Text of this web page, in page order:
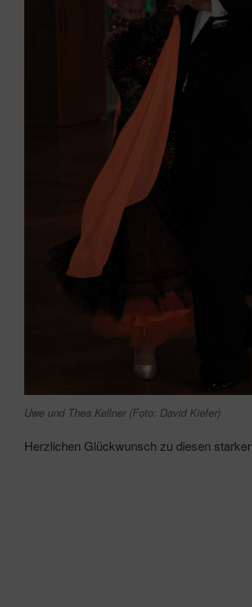
Uwe und Thea Kellner (Foto: David Kiefer)
Herzlichen Glückwunsch zu diesen